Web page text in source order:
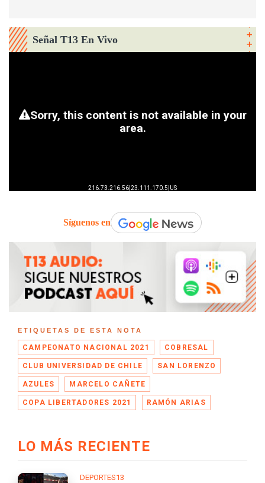
Señal T13 En Vivo
Síguenos en
ETIQUETAS DE ESTA NOTA
CAMPEONATO NACIONAL 2021 COBRESAL
CLUB UNIVERSIDAD DE CHILE SAN LORENZO
AZULES MARCELO CAÑETE
COPA LIBERTADORES 2021 RAMÓN ARIAS
LO MÁS RECIENTE
DEPORTES13